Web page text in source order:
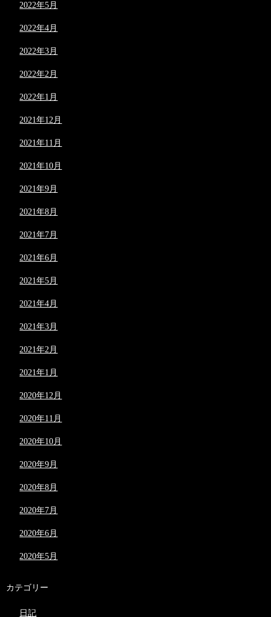
2022年5月
2022年4月
2022年3月
2022年2月
2022年1月
2021年12月
2021年11月
2021年10月
2021年9月
2021年8月
2021年7月
2021年6月
2021年5月
2021年4月
2021年3月
2021年2月
2021年1月
2020年12月
2020年11月
2020年10月
2020年9月
2020年8月
2020年7月
2020年6月
2020年5月
カテゴリー
日記